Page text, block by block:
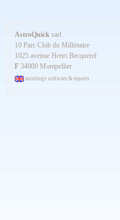
AstroQuick sarl
10 Parc Club du Millénaire
1025 avenue Henri Becquerel
F 34000 Montpellier
astrology software & reports